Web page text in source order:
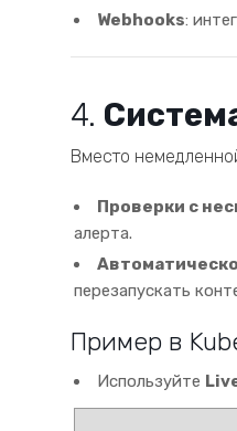
Webhooks:
4.
Вместо
Проверки с
алерта.
перезапускать
Пример в
Используйте